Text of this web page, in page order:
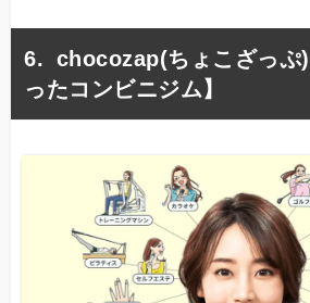
chocozap(ちょこざっぷ
ったコンビニジム】